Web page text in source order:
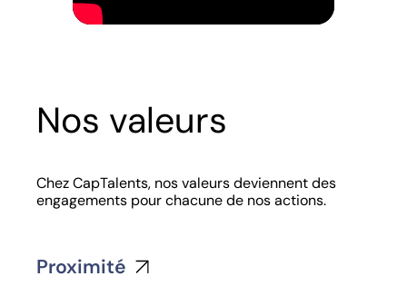
Nos valeurs
Chez CapTalents, nos valeurs deviennent des
engagements pour chacune de nos actions.
Proximité